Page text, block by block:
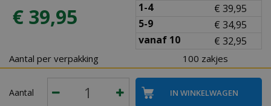
€ 39,95
1-4
€ 39,95
5-9
€ 34,95
vanaf 10
€ 32,95
Aantal per verpakking 100 zakjes
Aantal